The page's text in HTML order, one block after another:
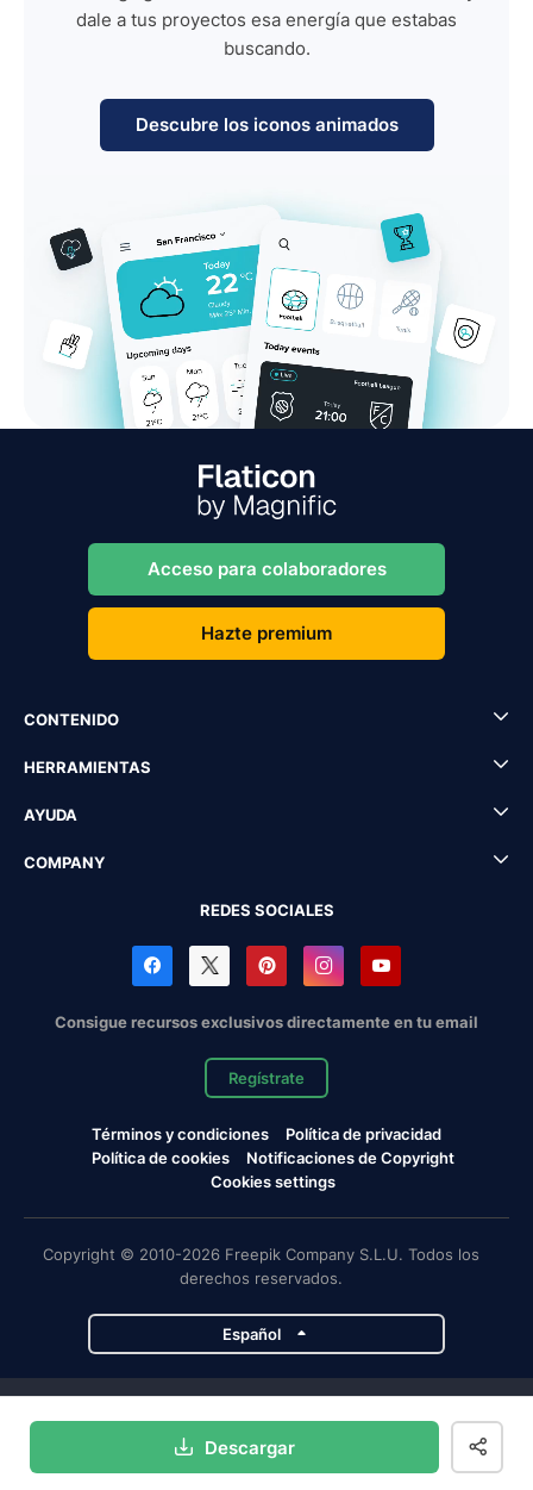
Descargar
dale a tus proyectos esa energía que estabas
buscando.
Descubre los iconos animados
Acceso para colaboradores
Hazte premium
CONTENIDO
HERRAMIENTAS
AYUDA
COMPANY
REDES SOCIALES
Consigue recursos exclusivos directamente en tu email
Regístrate
Términos y condiciones
Política de privacidad
Política de cookies
Notificaciones de Copyright
Cookies settings
Copyright © 2010-2026 Freepik Company S.L.U. Todos los
derechos reservados.
Español
Magnific Flaticon